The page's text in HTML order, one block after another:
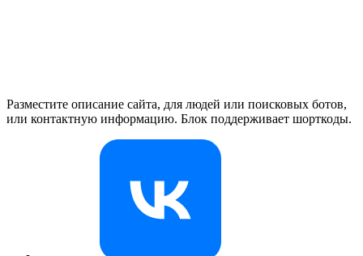
Разместите описание сайта, для людей или поисковых ботов,
или контактную информацию. Блок поддерживает шорткоды.